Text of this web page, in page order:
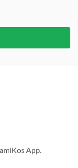
App.